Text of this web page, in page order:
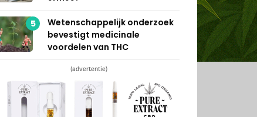
5
Wetenschappelijk onderzoek
bevestigt medicinale
voordelen van THC
(advertentie)